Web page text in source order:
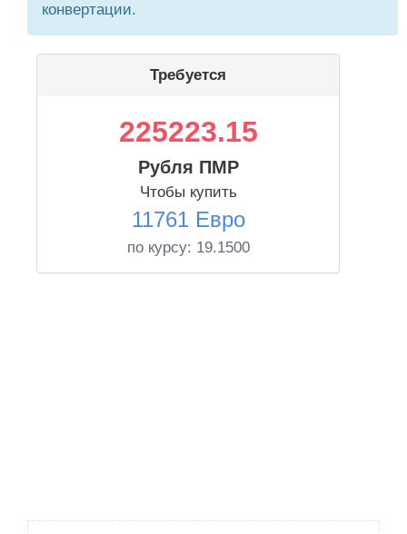
конвертации.
Требуется
225223.15
Рубля ПМР
Чтобы купить
11761 Евро
по курсу: 19.1500